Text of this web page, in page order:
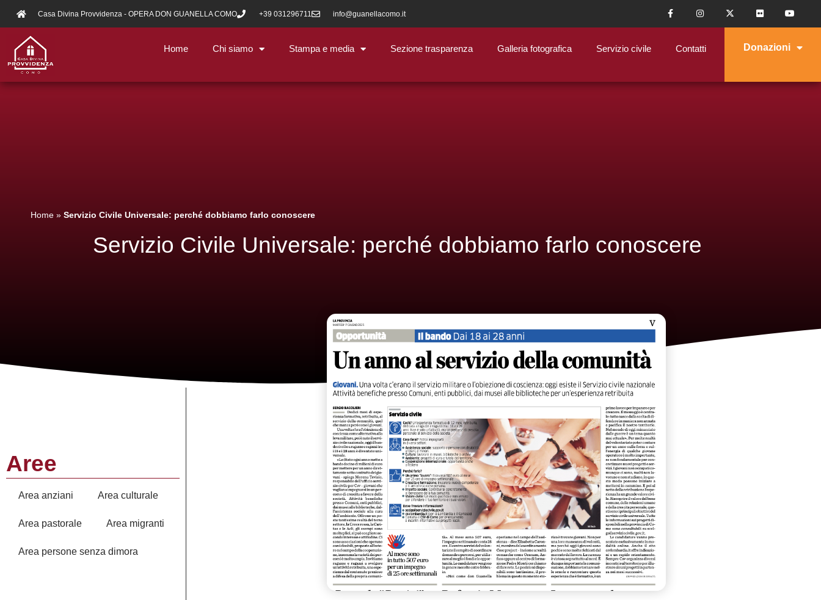
Casa Divina Provvidenza - OPERA DON GUANELLA COMO +39 031296711 info@guanellacomo.it
Home Chi siamo Stampa e media Sezione trasparenza Galleria fotografica Servizio civile Contatti Donazioni
Home » Servizio Civile Universale: perché dobbiamo farlo conoscere
Servizio Civile Universale: perché dobbiamo farlo conoscere
Aree
Area anziani Area culturale
Area pastorale Area migranti
Area persone senza dimora